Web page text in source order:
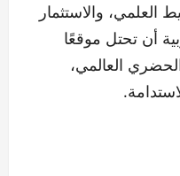
العلمي، والاستثمار
أن تحتل موقعًا
العالمي،